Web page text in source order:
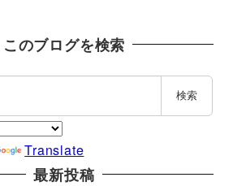
このブログを検索
検索
Translate
最新投稿